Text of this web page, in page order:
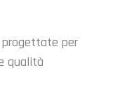
progettate per
qualità